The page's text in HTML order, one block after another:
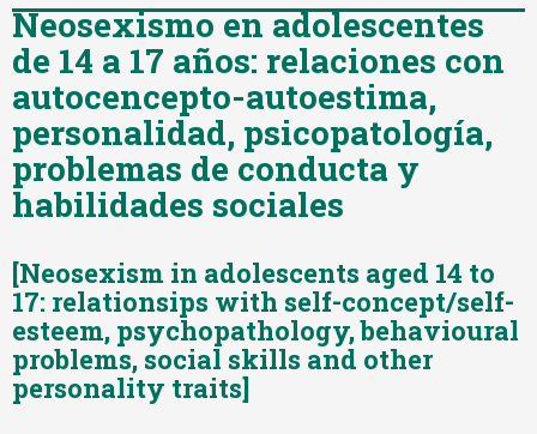
Neosexismo en adolescentes
de 14 a 17 años: relaciones con
autocencepto-autoestima,
personalidad, psicopatología,
problemas de conducta y
habilidades sociales
[Neosexism in adolescents aged 14 to
17: relationsips with self-concept/self-
esteem, psychopathology, behavioural
problems, social skills and other
personality traits]